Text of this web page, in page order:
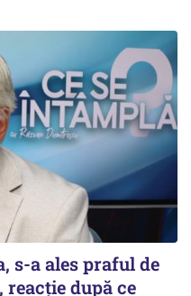
s-a ales praful de
reacție după ce